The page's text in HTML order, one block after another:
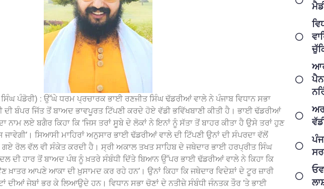
ਸਿੰਘ ਪੰਡੋਰੀ) : ਉੱਘੇ ਧਰਮ ਪ੍ਰਚਾਰਕ ਭਾਈ ਰਣਜੀਤ ਸਿੰਘ ਢੱਡਰੀਆਂ ਵਾਲੇ ਨੇ ਪੰਜਾਬ ਵਿਧਾਨ ਸਭਾ
ਬੰਪਰ ਜਿੱਤ ਤੋਂ ਬਾਅਦ ਭਾਵਪੂਰਤ ਟਿੱਪਣੀ ਕਰਦੇ ਹੋਏ ਵੱਡੀ ਭਵਿੱਖਬਾਣੀ ਕੀਤੀ ਹੈ। ਭਾਈ ਢੱਡਰੀਆਂ
ਨਾਮ ਲਏ ਬਗੈਰ ਕਿਹਾ ਕਿ ‘ਜਿਸ ਤਰਾਂ ਸੂਬੇ ਦੇ ਲੋਕਾਂ ਨੇ ਇਨਾਂ ਨੂੰ ਸੱਤਾ ਤੋਂ ਬਾਹਰ ਕੀਤਾ ਹੈ ਉਸੇ ਤਰਾਂ ਹੁਣ
ਸਿਆਸੀ ਮਾਹਿਰਾਂ ਅਨੁਸਾਰ ਭਾਈ ਢੱਡਰੀਆਂ ਵਾਲੇ ਦੀ ਟਿੱਪਣੀ ਉਨਾਂ ਦੀ ਸੰਪਰਦਾ ਵੱਲੋਂ
ਗਏ ਰੋਲ ਵੱਲ ਵੀ ਸੰਕੇਤ ਕਰਦੀ ਹੈ। ਸ੍ਰੀ ਅਕਾਲ ਤਖਤ ਸਾਹਿਬ ਦੇ ਜਥੇਦਾਰ ਭਾਈ ਹਰਪ੍ਰੀਤ ਸਿੰਘ
ਦੀ ਹਾਰ ਤੋਂ ਬਾਅਦ ਪੰਥ ਨੂੰ ਖ਼ਤਰੇ ਸੰਬੰਧੀ ਦਿੱਤੇ ਬਿਆਨ ਉੱਪਰ ਭਾਈ ਢੱਡਰੀਆਂ ਵਾਲੇ ਨੇ ਕਿਹਾ ਕਿ
ਖ਼ਾਤਰ ਆਪਣੇ ਆਕਾ ਦੀ ਖ਼ੁਸਾਮਦ ਕਰ ਰਹੇ ਹਨ’। ਉਨਾਂ ਕਿਹਾ ਕਿ ਜਥੇਦਾਰ ਵਿਦੇਸ਼ਾਂ ਦੇ ਟੂਰ ਜ਼ਾਰੀ
ਦੀਆਂ ਜੇਬਾਂ ਭਰ ਕੇ ਲਿਆਉਦੇ ਹਨ। ਵਿਧਾਨ ਸਭਾ ਚੋਣਾਂ ਦੇ ਨਤੀਜ਼ੇ ਸੰਬੰਧੀ ਜੰਨਤਕ ਤੌਰ ’ਤੇ ਭਾਈ